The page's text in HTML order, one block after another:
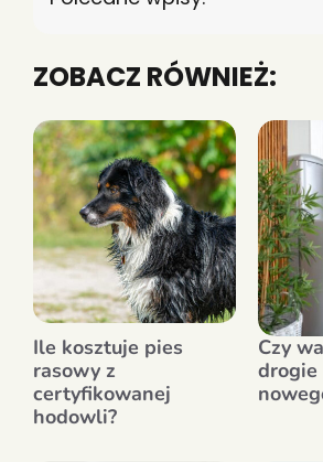
ZOBACZ RÓWNIEŻ:
Ile kosztuje pies
rasowy z
certyfikowanej
hodowli?
Czy